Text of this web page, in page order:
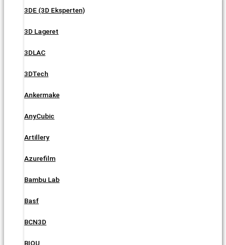
3DE (3D Eksperten)
3D Lageret
3DLAC
3DTech
Ankermake
AnyCubic
Artillery
Azurefilm
Bambu Lab
Basf
BCN3D
BIQU